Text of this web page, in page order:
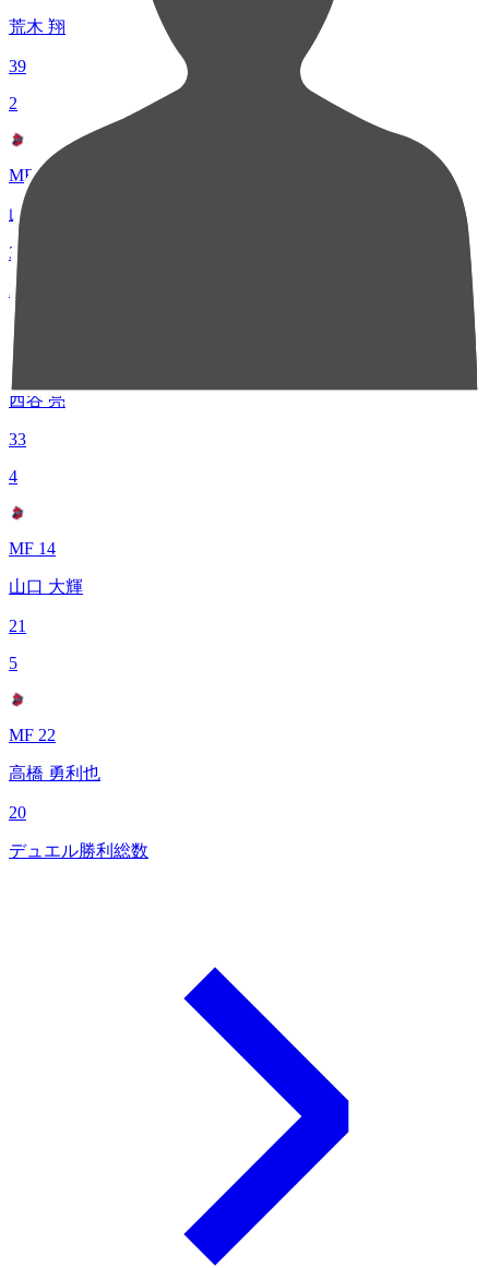
荒木 翔
39
2
MF 27
山中 惇希
33
2
FW 10
西谷 亮
33
4
MF 14
山口 大輝
21
5
MF 22
高橋 勇利也
20
デュエル勝利総数